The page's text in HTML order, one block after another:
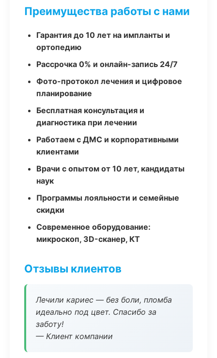
Преимущества работы с нами
Гарантия до 10 лет на импланты и
ортопедию
Рассрочка 0% и онлайн-запись 24/7
Фото-протокол лечения и цифровое
планирование
Бесплатная консультация и
диагностика при лечении
Работаем с ДМС и корпоративными
клиентами
Врачи с опытом от 10 лет, кандидаты
наук
Программы лояльности и семейные
скидки
Современное оборудование:
микроскоп, 3D-сканер, КТ
Отзывы клиентов
Лечили кариес — без боли, пломба
идеально под цвет. Спасибо за
заботу!
— Клиент компании